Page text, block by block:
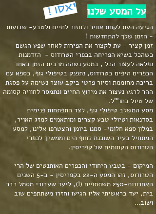
יאסו ! על המסע שלנו
הגיעה העת לקחת אוויר ולחזור לחיים ולטבע- שבועות
- הזמן שלך להתחדשות !
זמן קציר - עת לקצור את הפירות לאחר שפע הגשם
כשהכל בשיא הפריחה בכפרי הטרודוס - הזדמנות
נפלאה לעצור הכל , במסע נשהה מרבית הזמן באחד
הכפרים היפים בטרודוס, נתפנק בטיפולי גוף, בספא עם
בריכה מחוממת וסיור פרטי ביקב עוצר נשימה על פסגת
ההר לרגע נעצור את מירוץ החיים ונתמסר לחוויה קסומה
של טיול בחו'"ל.
מסע המשלב טיפולי גוף, לצד התפתחות פנימית
בסדנאות וטיולי טבע קצרים ומותאמים למזג האויר,
במלון ספא חלומי- סמנו ביומן והצטרפו אלינו, למסע
המתחיל בעיר השוכנת לחוף הים וממשיך לכפרי
הטרודוס הקסומים של קפריסין.
המיקום - בטבע היחודי והכפרים האותנטים של הרי
הטרודוס, זהו המסע ה-22 בקפריסין - ב-5 השנים
האחרונות-250 משתתפים (!), ליעד שעבורי מסמל כבר
בית, יעד בראשיתי אליו הגיעו וחזרו משתתפים שוב
ושוב...